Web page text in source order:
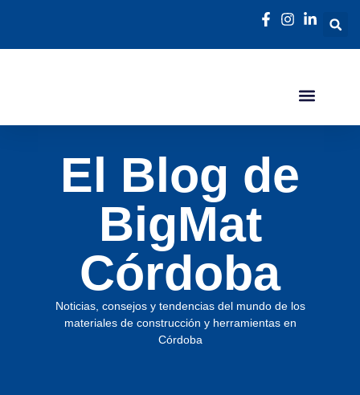
El Blog de
BigMat
Córdoba
Noticias, consejos y tendencias del mundo de los
materiales de construcción y herramientas en
Córdoba